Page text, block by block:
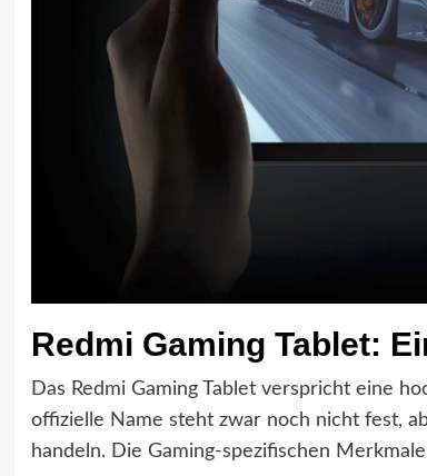
Redmi Gaming Tablet:
Das Redmi Gaming Tablet verspricht eine
offizielle Name steht zwar noch nicht fest,
handeln. Die Gaming-spezifischen